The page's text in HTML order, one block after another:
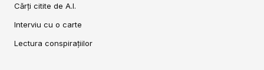
Cărți citite de A.I.
Interviu cu o carte
Lectura conspirațiilor